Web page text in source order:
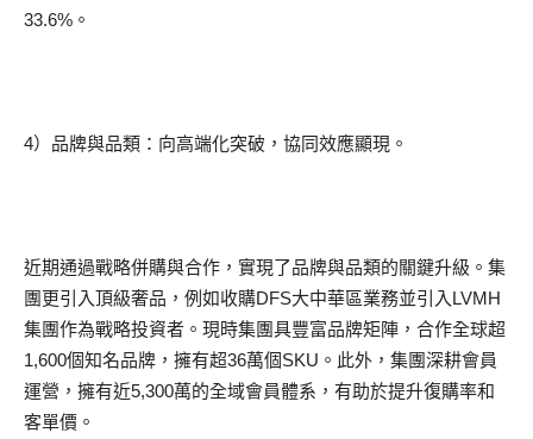
33.6%。
4）品牌與品類：向高端化突破，協同效應顯現。
近期通過戰略併購與合作，實現了品牌與品類的關鍵升級。集
團更引入頂級奢品，例如收購DFS大中華區業務並引入LVMH
集團作為戰略投資者。現時集團具豐富品牌矩陣，合作全球超
1,600個知名品牌，擁有超36萬個SKU。此外，集團深耕會員
運營，擁有近5,300萬的全域會員體系，有助於提升復購率和
客單價。